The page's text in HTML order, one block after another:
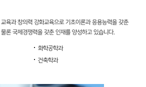
육과 창의력 강화교육으로 기초이론과 응용능력을 갖춘
론 국제경쟁력을 갖춘 인재를 양성하고 있습니다.
화학공학과
건축학과